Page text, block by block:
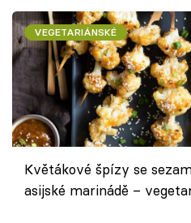
VEGETARIÁNSKÉ
Květákové špízy se
asijské marinádě –